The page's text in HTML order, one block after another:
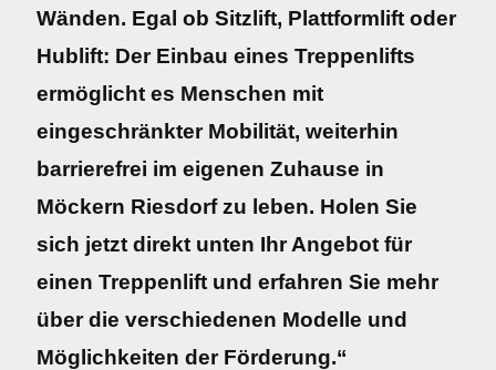
Wänden. Egal ob Sitzlift, Plattformlift oder
Hublift: Der Einbau eines Treppenlifts
ermöglicht es Menschen mit
eingeschränkter Mobilität, weiterhin
barrierefrei im eigenen Zuhause in
Möckern Riesdorf zu leben. Holen Sie
sich jetzt direkt unten Ihr Angebot für
einen Treppenlift und erfahren Sie mehr
über die verschiedenen Modelle und
Möglichkeiten der Förderung.“